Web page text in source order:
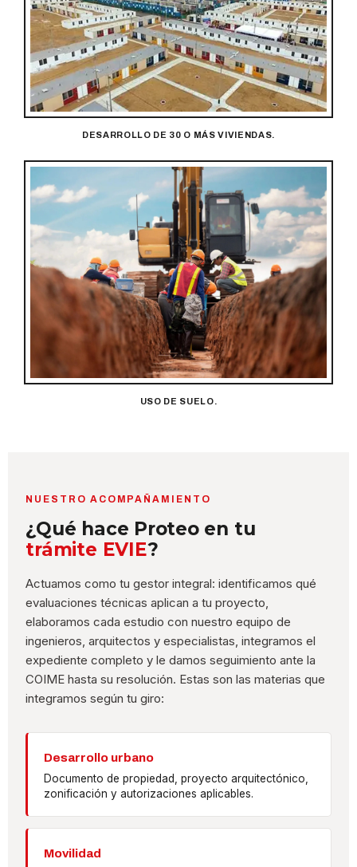
DESARROLLO DE 30 O MÁS VIVIENDAS.
USO DE SUELO.
NUESTRO ACOMPAÑAMIENTO
¿Qué hace Proteo en tu
trámite EVIE?
Actuamos como tu gestor integral: identificamos qué
evaluaciones técnicas aplican a tu proyecto,
elaboramos cada estudio con nuestro equipo de
ingenieros, arquitectos y especialistas, integramos el
expediente completo y le damos seguimiento ante la
COIME hasta su resolución. Estas son las materias que
integramos según tu giro:
Desarrollo urbano
Documento de propiedad, proyecto arquitectónico,
zonificación y autorizaciones aplicables.
Movilidad